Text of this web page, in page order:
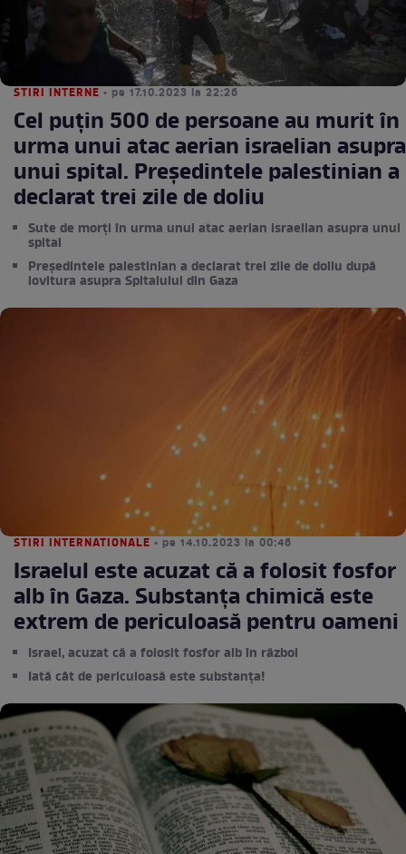
STIRI INTERNE • pe 17.10.2023 la 22:26
Cel puțin 500 de persoane au murit în
urma unui atac aerian israelian asupra
unui spital. Președintele palestinian a
declarat trei zile de doliu
Sute de morți în urma unui atac aerian israelian asupra unui
spital
Președintele palestinian a declarat trei zile de doliu după
lovitura asupra Spitalului din Gaza
STIRI INTERNATIONALE • pe 14.10.2023 la 00:46
Israelul este acuzat că a folosit fosfor
alb în Gaza. Substanța chimică este
extrem de periculoasă pentru oameni
Israel, acuzat că a folosit fosfor alb în război
Iată cât de periculoasă este substanța!